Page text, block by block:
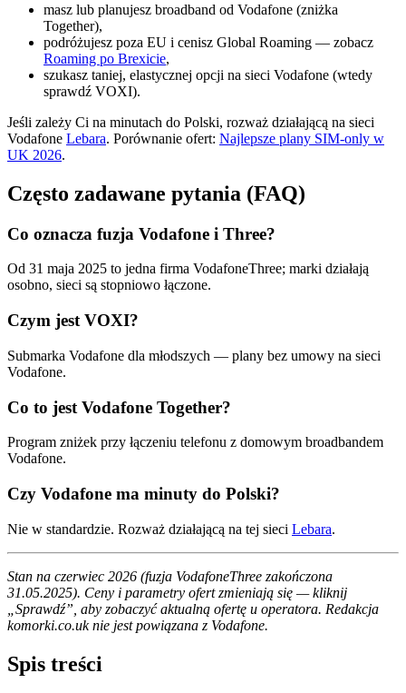
masz lub planujesz broadband od Vodafone (zniżka
Together),
podróżujesz poza EU i cenisz Global Roaming — zobacz
Roaming po Brexicie,
szukasz taniej, elastycznej opcji na sieci Vodafone (wtedy
sprawdź VOXI).
Jeśli zależy Ci na minutach do Polski, rozważ działającą na sieci
Vodafone Lebara. Porównanie ofert: Najlepsze plany SIM-only w
UK 2026.
Często zadawane pytania (FAQ)
Co oznacza fuzja Vodafone i Three?
Od 31 maja 2025 to jedna firma VodafoneThree; marki działają
osobno, sieci są stopniowo łączone.
Czym jest VOXI?
Submarka Vodafone dla młodszych — plany bez umowy na sieci
Vodafone.
Co to jest Vodafone Together?
Program zniżek przy łączeniu telefonu z domowym broadbandem
Vodafone.
Czy Vodafone ma minuty do Polski?
Nie w standardzie. Rozważ działającą na tej sieci Lebara.
Stan na czerwiec 2026 (fuzja VodafoneThree zakończona
31.05.2025). Ceny i parametry ofert zmieniają się — kliknij
„Sprawdź”, aby zobaczyć aktualną ofertę u operatora. Redakcja
komorki.co.uk nie jest powiązana z Vodafone.
Spis treści